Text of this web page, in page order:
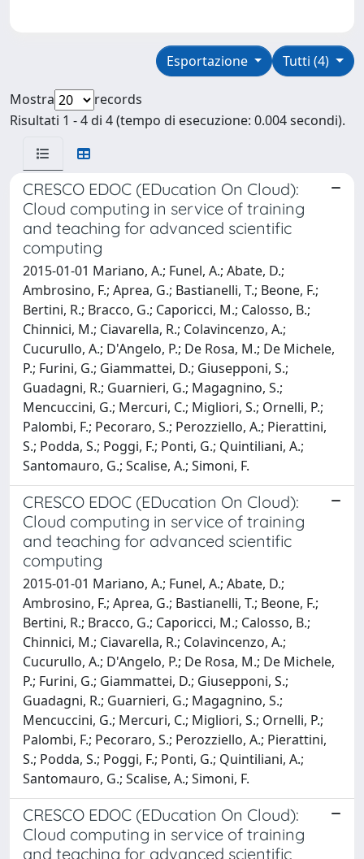
Tutti (4)
Esportazione
Mostra
records
Risultati 1 - 4 di 4 (tempo di esecuzione: 0.004 secondi).
CRESCO EDOC (EDucation On Cloud):
Cloud computing in service of training
and teaching for advanced scientific
computing
2015-01-01 Mariano, A.; Funel, A.; Abate, D.;
Ambrosino, F.; Aprea, G.; Bastianelli, T.; Beone, F.;
Bertini, R.; Bracco, G.; Caporicci, M.; Calosso, B.;
Chinnici, M.; Ciavarella, R.; Colavincenzo, A.;
Cucurullo, A.; D'Angelo, P.; De Rosa, M.; De Michele,
P.; Furini, G.; Giammattei, D.; Giusepponi, S.;
Guadagni, R.; Guarnieri, G.; Magagnino, S.;
Mencuccini, G.; Mercuri, C.; Migliori, S.; Ornelli, P.;
Palombi, F.; Pecoraro, S.; Perozziello, A.; Pierattini,
S.; Podda, S.; Poggi, F.; Ponti, G.; Quintiliani, A.;
Santomauro, G.; Scalise, A.; Simoni, F.
CRESCO EDOC (EDucation On Cloud):
Cloud computing in service of training
and teaching for advanced scientific
computing
2015-01-01 Mariano, A.; Funel, A.; Abate, D.;
Ambrosino, F.; Aprea, G.; Bastianelli, T.; Beone, F.;
Bertini, R.; Bracco, G.; Caporicci, M.; Calosso, B.;
Chinnici, M.; Ciavarella, R.; Colavincenzo, A.;
Cucurullo, A.; D'Angelo, P.; De Rosa, M.; De Michele,
P.; Furini, G.; Giammattei, D.; Giusepponi, S.;
Guadagni, R.; Guarnieri, G.; Magagnino, S.;
Mencuccini, G.; Mercuri, C.; Migliori, S.; Ornelli, P.;
Palombi, F.; Pecoraro, S.; Perozziello, A.; Pierattini,
S.; Podda, S.; Poggi, F.; Ponti, G.; Quintiliani, A.;
Santomauro, G.; Scalise, A.; Simoni, F.
CRESCO EDOC (EDucation On Cloud):
Cloud computing in service of training
and teaching for advanced scientific